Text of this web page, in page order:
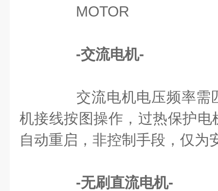
MOTOR
-交流电机-
交流电机电压频率需
机接线按图操作，过热保护
自动重启，非控制手段，仅为
-无刷直流电机-